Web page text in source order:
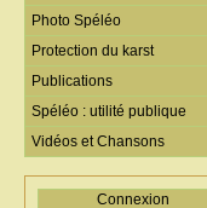
Photo Spéléo
Protection du karst
Publications
Spéléo : utilité publique
Vidéos et Chansons
Connexion